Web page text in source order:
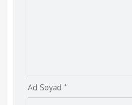
Ad Soyad *